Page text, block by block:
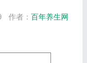
作者： 百年养生网